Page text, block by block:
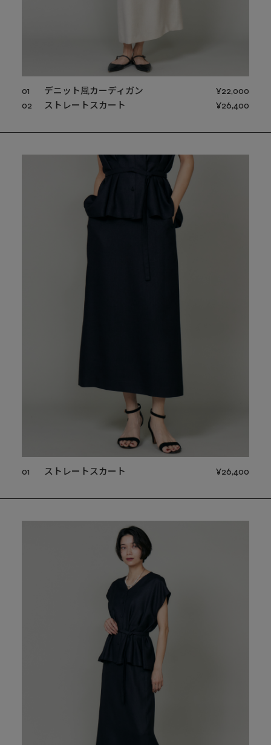
01 デニット風カーディガン
¥22,000
02
ストレートスカート ¥26,400
01 ストレートスカート ¥26,400